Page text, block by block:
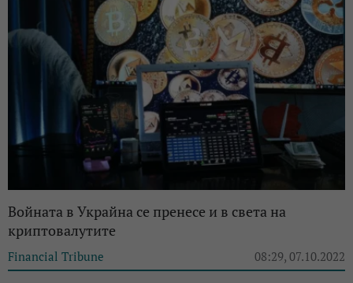
Войната в Украйна се пренесе и в света на
криптовалутите
Financial Tribune 08:29, 07.10.2022